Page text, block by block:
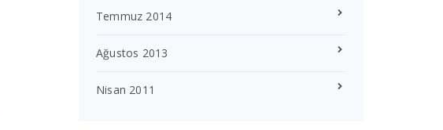
Temmuz 2014
Ağustos 2013
Nisan 2011